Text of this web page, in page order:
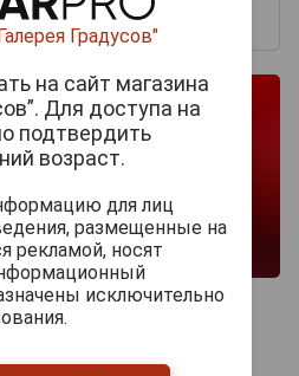
PDR
Градусов"
на сайт магазина
Для доступа на
подтвердить
возраст.
для лиц
размещенные на
рекламой, носят
исключительно